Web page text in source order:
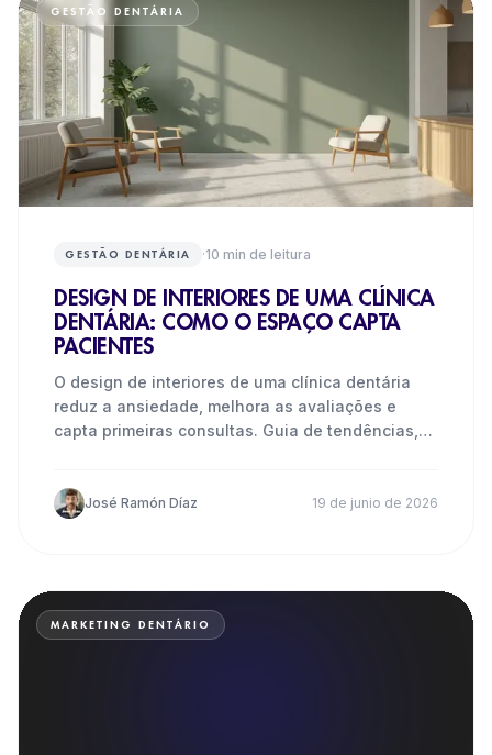
GESTÃO DENTÁRIA
GESTÃO DENTÁRIA ·10 min de leitura
DESIGN DE INTERIORES DE UMA CLÍNICA
DENTÁRIA: COMO O ESPAÇO CAPTA
PACIENTES
O design de interiores de uma clínica dentária
reduz a ansiedade, melhora as avaliações e
capta primeiras consultas. Guia de tendências,
José Ramón Díaz 19 de junio de 2026
MARKETING DENTÁRIO